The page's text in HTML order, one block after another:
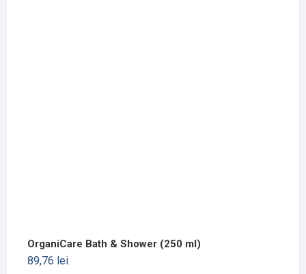
OrganiCare Bath & Shower (250 ml)
89,76 lei